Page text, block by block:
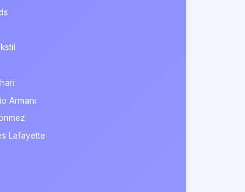
Armani
Lafayette